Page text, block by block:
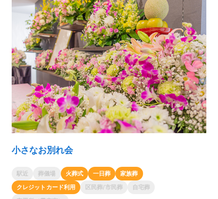
小さなお別れ会
駅近 葬儀場 火葬式 一日葬
家族葬
クレジットカード利用
区民葬/市民葬
自宅葬